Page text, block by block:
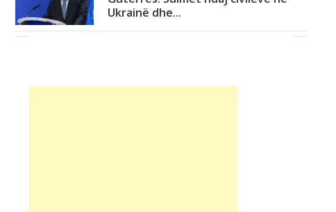
Ukrainë dhe...